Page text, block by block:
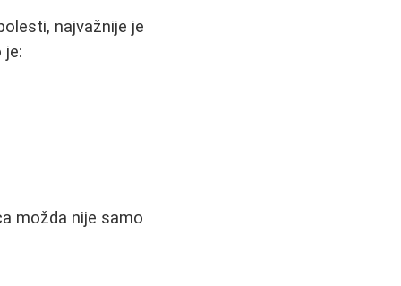
najvažnije je
je:
možda nije samo